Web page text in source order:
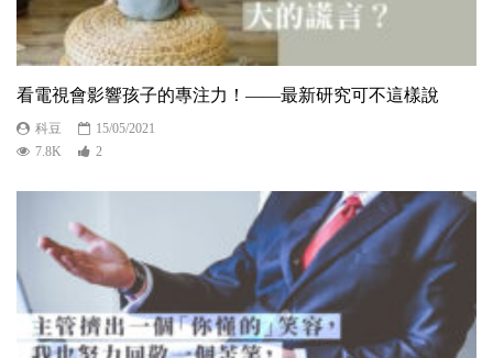
看電視會影響孩子的專注力！——最新研究可不這樣說
科豆
15/05/2021
7.8K
2